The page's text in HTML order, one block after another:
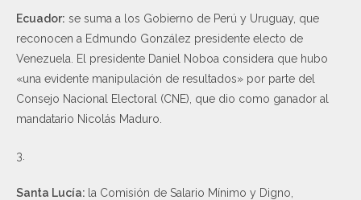
Ecuador: se suma a los Gobierno de Perú y Uruguay, que
reconocen a Edmundo González presidente electo de
Venezuela. El presidente Daniel Noboa considera que hubo
«una evidente manipulación de resultados» por parte del
Consejo Nacional Electoral (CNE), que dio como ganador al
mandatario Nicolás Maduro.
3.
Santa Lucía: la Comisión de Salario Mínimo y Digno,